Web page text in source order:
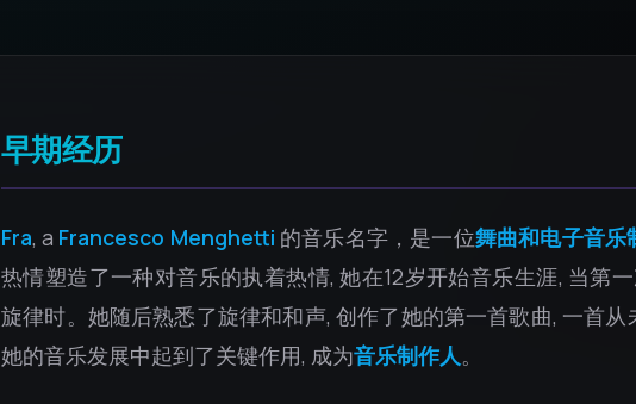
早期经历
Fra, a Francesco Menghetti 的音乐名字，是一位舞曲和电子音乐
热情塑造了一种对音乐的执着热情, 她在12岁开始音乐生涯, 当第
旋律时。她随后熟悉了旋律和和声, 创作了她的第一首歌曲, 一首
她的音乐发展中起到了关键作用, 成为音乐制作人。